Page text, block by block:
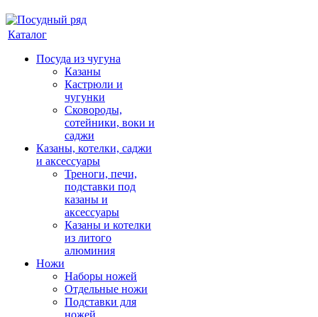
Каталог
Посуда из чугуна
Казаны
Кастрюли и
чугунки
Сковороды,
сотейники, воки и
саджи
Казаны, котелки, саджи
и аксессуары
Треноги, печи,
подставки под
казаны и
аксессуары
Казаны и котелки
из литого
алюминия
Ножи
Наборы ножей
Отдельные ножи
Подставки для
ножей